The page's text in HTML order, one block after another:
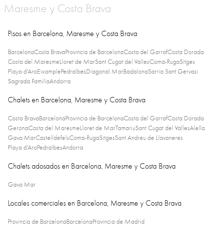
Maresme y Costa Brava
Pisos en Barcelona, Maresme y Costa Brava
BarcelonaCosta BravaProvincia de BarcelonaCosta del GarrafCosta Dorada
Costa del MaresmeLloret de MarSant Cugat del VallesComa-RugaSitges
Playa d'AroEixamplePedralbesDiagonal MarBadalonaSarria Sant Gervasi
Sagrada FamiliaAndorra
Chalets en Barcelona, Maresme y Costa Brava
Costa BravaBarcelonaProvincia de BarcelonaCosta del GarrafCosta Dorada
GeronaCosta del MaresmeLloret de MarTamariuSant Cugat del VallesAlella
Gava MarCastelldefelsComa-RugaSitgesSant Andreu de Llavaneres
Playa d'AroPedralbesAndorra
Chalets adosados en Barcelona, Maresme y Costa Brava
Gava Mar
Locales comerciales en Barcelona, Maresme y Costa Brava
Provincia de BarcelonaBarcelonaProvincia de Madrid